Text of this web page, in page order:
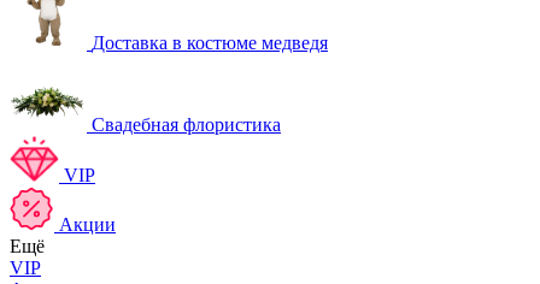
Доставка в костюме медведя
Свадебная флористика
VIP
Акции
Ещё
VIP